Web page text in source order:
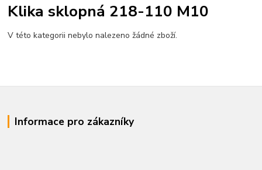
Klika sklopná 218-110 M10
V této kategorii nebylo nalezeno žádné zboží.
Informace pro zákazníky